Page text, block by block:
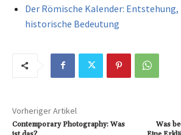
Der Römische Kalender: Entstehung,
historische Bedeutung
Vorheriger Artikel
Contemporary Photography: Was
Was